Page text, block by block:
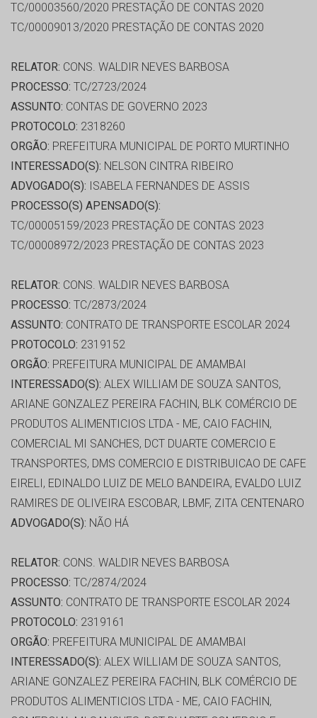
TC/00003560/2020 PRESTAÇÃO DE CONTAS 2020
TC/00009013/2020 PRESTAÇÃO DE CONTAS 2020
RELATOR: CONS. WALDIR NEVES BARBOSA
PROCESSO: TC/2723/2024
ASSUNTO: CONTAS DE GOVERNO 2023
PROTOCOLO: 2318260
ORGÃO: PREFEITURA MUNICIPAL DE PORTO MURTINHO
INTERESSADO(S): NELSON CINTRA RIBEIRO
ADVOGADO(S): ISABELA FERNANDES DE ASSIS
PROCESSO(S) APENSADO(S):
TC/00005159/2023 PRESTAÇÃO DE CONTAS 2023
TC/00008972/2023 PRESTAÇÃO DE CONTAS 2023
RELATOR: CONS. WALDIR NEVES BARBOSA
PROCESSO: TC/2873/2024
ASSUNTO: CONTRATO DE TRANSPORTE ESCOLAR 2024
PROTOCOLO: 2319152
ORGÃO: PREFEITURA MUNICIPAL DE AMAMBAI
INTERESSADO(S): ALEX WILLIAM DE SOUZA SANTOS,
ARIANE GONZALEZ PEREIRA FACHIN, BLK COMÉRCIO DE
PRODUTOS ALIMENTICIOS LTDA - ME, CAIO FACHIN,
COMERCIAL MI SANCHES, DCT DUARTE COMERCIO E
TRANSPORTES, DMS COMERCIO E DISTRIBUICAO DE CAFE
EIRELI, EDINALDO LUIZ DE MELO BANDEIRA, EVALDO LUIZ
RAMIRES DE OLIVEIRA ESCOBAR, LBMF, ZITA CENTENARO
ADVOGADO(S): NÃO HÁ
RELATOR: CONS. WALDIR NEVES BARBOSA
PROCESSO: TC/2874/2024
ASSUNTO: CONTRATO DE TRANSPORTE ESCOLAR 2024
PROTOCOLO: 2319161
ORGÃO: PREFEITURA MUNICIPAL DE AMAMBAI
INTERESSADO(S): ALEX WILLIAM DE SOUZA SANTOS,
ARIANE GONZALEZ PEREIRA FACHIN, BLK COMÉRCIO DE
PRODUTOS ALIMENTICIOS LTDA - ME, CAIO FACHIN,